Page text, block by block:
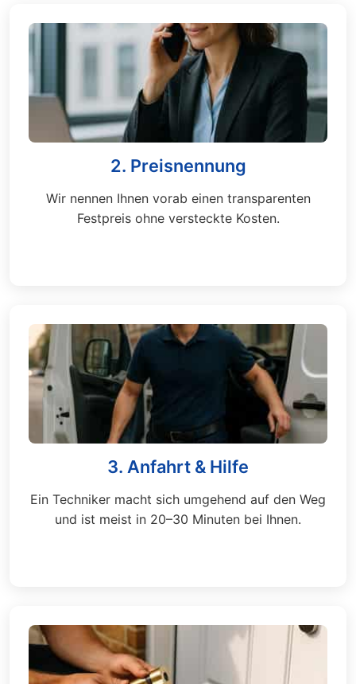
2. Preisnennung
Wir nennen Ihnen vorab einen transparenten
Festpreis ohne versteckte Kosten.
3. Anfahrt & Hilfe
Ein Techniker macht sich umgehend auf den Weg
und ist meist in 20–30 Minuten bei Ihnen.